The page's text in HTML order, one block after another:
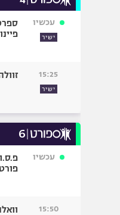
עכשיו
ישיר
15:25
ישיר
עכשיו
15:50